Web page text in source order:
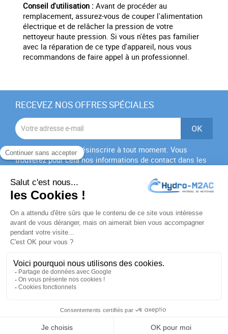
Conseil d'utilisation : Avant de procéder au
remplacement, assurez-vous de couper l'alimentation
électrique et de relâcher la pression de votre
nettoyeur haute pression. Si vous n'êtes pas familier
avec la réparation de ce type d'appareil, nous vous
recommandons de faire appel à un professionnel.
RECEVEZ NOS OFFRES SPÉCIALES
Vous pouvez vous désinscrire à tout moment. Vous
trouverez pour cela nos informations de contact dans les
J'accepte lesconditions générales
politique de
confidentialité
PRODUITS
NOTRE SOCIÉTÉ
VOTRE COMPTE